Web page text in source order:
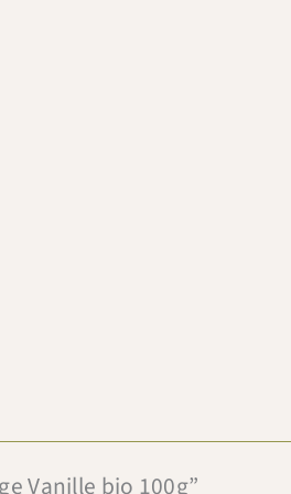
Vanille bio 100g”